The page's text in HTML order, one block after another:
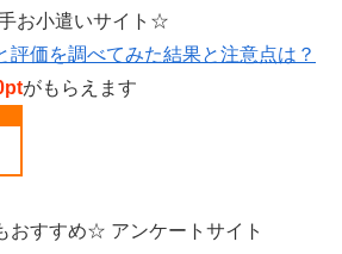
お小遣いサイト☆
評価を調べてみた結果と注意点は？
がもらえます
おすすめ☆ アンケートサイト